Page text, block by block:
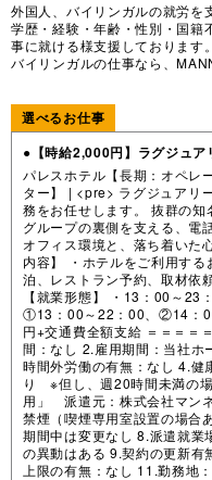
外国人、バイリンガルの就労を
学歴・経験・年齢・性別・国籍
事に就ける様支援しております。
バイリンガルの仕事なら、
選べるお仕事
●【時給2,000円】ラグジュ
パレスホテル【長期：オペレ
ター】 | <pre> ラグジュアリ
務をお任せします。 抜群の
グループの裏側を支える、電
オフィス環境と、落ち着いた
内容】 ・ホテルをご利用す
泊、レストラン予約、取材依
【就業形態】 ・13：00～
①13：00～22：00、②14：
円+交通費全額支給 ＝＝＝＝
間：なし 2.雇用期間：当社ホ
時間外労働の有無：なし 4.健
り ※但し、週20時間未満の
用」 派遣元：株式会社マン
禁煙（喫煙専用室設置の場合
期間中は変更なし 8.派遣就業
の異動はある 9.契約の更新有
上限の有無：なし 11.勤務地